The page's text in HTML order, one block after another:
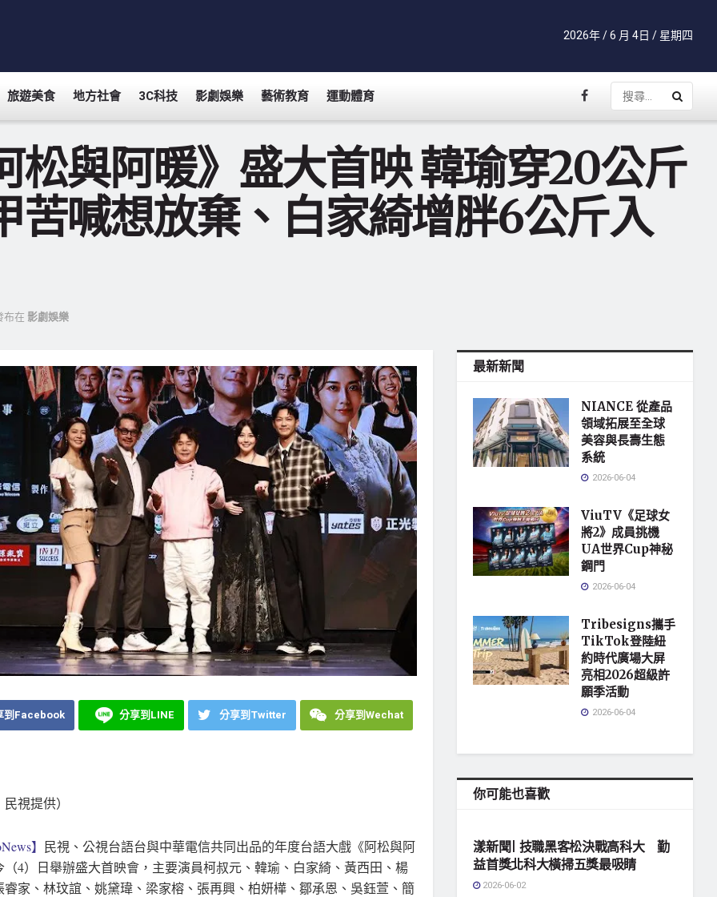
2026年 / 6 月 4日 / 星期四
旅遊美食 地方社會 3C科技 影劇娛樂 藝術教育 運動體育
松與阿暖》盛大首映 韓瑜穿20公斤
苦喊想放棄、白家綺增胖6公斤入
布在 影劇娛樂
到Facebook 分享到LINE 分享到Twitter 分享到Wechat
視提供）
】 民視、公視台語台與中華電信共同出品的年度台語大戲《阿松與阿
（4）日舉辦盛大首映會，主要演員柯叔元、韓瑜、白家綺、黃西田、楊
睿家、林玟誼、姚黛瑋、梁家榕、張再興、柏妍樺、鄒承恩、吳鈺萱、簡
最新新聞
NIANCE 從產品
領域拓展至全球
美容與長壽生態
系統
2026-06-04
ViuTV《足球女
將2》成員挑機
UA世界Cup神秘
鋼門
2026-06-04
Tribesigns攜手
TikTok登陸紐
約時代廣場大屏
亮相2026超級許
願季活動
2026-06-04
你可能也喜歡
漾新聞| 技職黑客松決戰高科大 勤
益首獎北科大橫掃五獎最吸睛
2026-06-02